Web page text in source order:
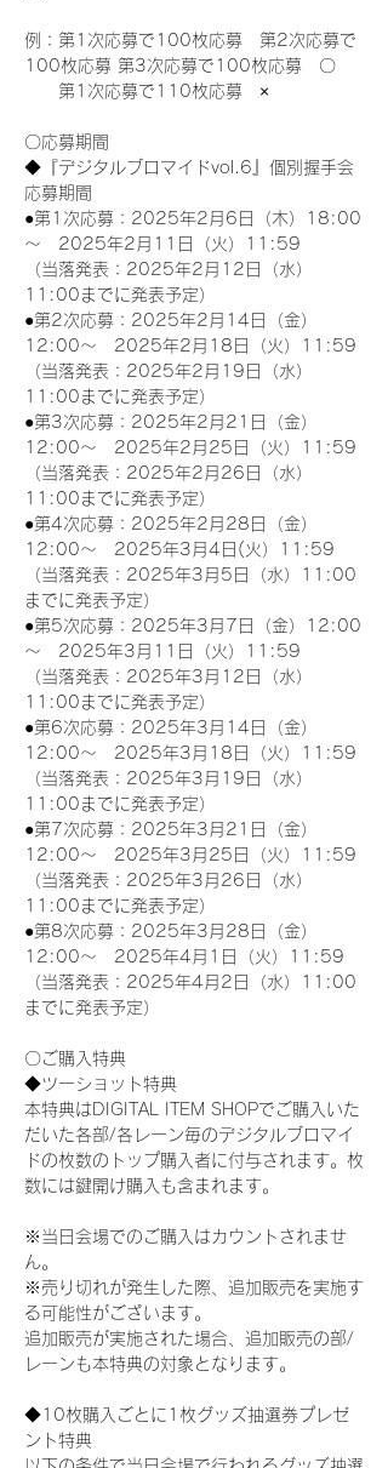
例：第1次応募で100枚応募　第2次応募で
100枚応募 第3次応募で100枚応募　〇
第1次応募で110枚応募　×
〇応募期間
◆『デジタルブロマイドvol.6』個別握手会
応募期間
●第1次応募：2025年2月6日（木）18:00
～　2025年2月11日（火）11:59
（当落発表：2025年2月12日（水）
11:00までに発表予定）
●第2次応募：2025年2月14日（金）
12:00～　2025年2月18日（火）11:59
（当落発表：2025年2月19日（水）
11:00までに発表予定）
●第3次応募：2025年2月21日（金）
12:00～　2025年2月25日（火）11:59
（当落発表：2025年2月26日（水）
11:00までに発表予定）
●第4次応募：2025年2月28日（金）
12:00～　2025年3月4日(火）11:59
（当落発表：2025年3月5日（水）11:00
までに発表予定）
●第5次応募：2025年3月7日（金）12:00
～　2025年3月11日（火）11:59
（当落発表：2025年3月12日（水）
11:00までに発表予定）
●第6次応募：2025年3月14日（金）
12:00～　2025年3月18日（火）11:59
（当落発表：2025年3月19日（水）
11:00までに発表予定）
●第7次応募：2025年3月21日（金）
12:00～　2025年3月25日（火）11:59
（当落発表：2025年3月26日（水）
11:00までに発表予定）
●第8次応募：2025年3月28日（金）
12:00～　2025年4月1日（火）11:59
（当落発表：2025年4月2日（水）11:00
までに発表予定）
〇ご購入特典
◆ツーショット特典
本特典はDIGITAL ITEM SHOPでご購入いた
だいた各部/各レーン毎のデジタルブロマイ
ドの枚数のトップ購入者に付与されます。枚
数には鍵開け購入も含まれます。
※当日会場でのご購入はカウントされませ
ん。
※売り切れが発生した際、追加販売を実施す
る可能性がございます。
追加販売が実施された場合、追加販売の部/
レーンも本特典の対象となります。
◆10枚購入ごとに1枚グッズ抽選券プレゼ
ント特典